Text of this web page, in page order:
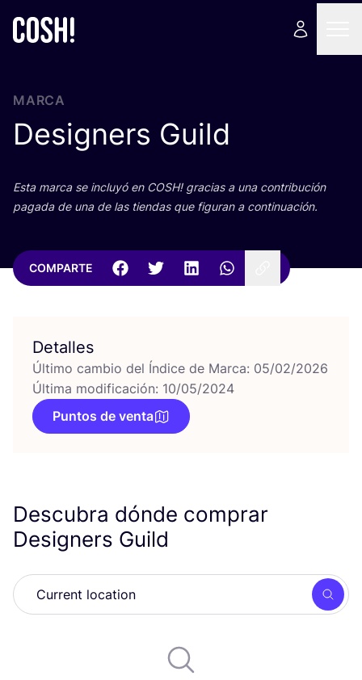
MARCA
Designers Guild
Esta mar­ca se inclu­yó en COSH! gra­cias a una con­tri­bu­ción
paga­da de una de las tien­das que figu­ran a continuación.
COMPARTE
Detalles
Último cambio del Índice de Marca: 05/02/2026
Última modificación: 10/05/2024
Puntos de venta
Descubra dónde comprar
Designers Guild